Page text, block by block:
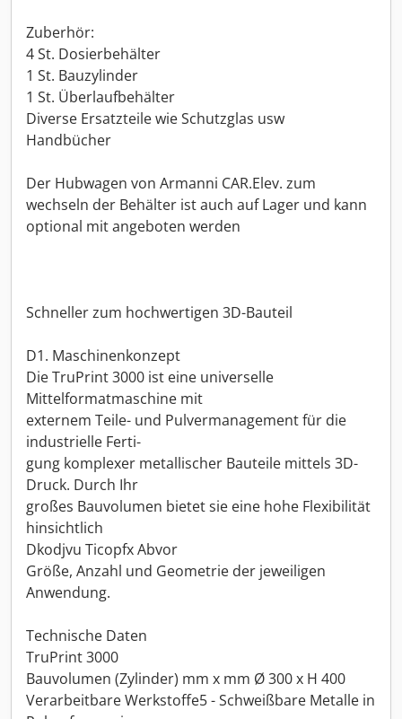
Zuberhör:
4 St. Dosierbehälter
1 St. Bauzylinder
1 St. Überlaufbehälter
Diverse Ersatzteile wie Schutzglas usw
Handbücher
Der Hubwagen von Armanni CAR.Elev. zum
wechseln der Behälter ist auch auf Lager und kann
optional mit angeboten werden
Schneller zum hochwertigen 3D-Bauteil
D1. Maschinenkonzept
Die TruPrint 3000 ist eine universelle
Mittelformatmaschine mit
externem Teile- und Pulvermanagement für die
industrielle Ferti-
gung komplexer metallischer Bauteile mittels 3D-
Druck. Durch Ihr
großes Bauvolumen bietet sie eine hohe Flexibilität
hinsichtlich
Dkodjvu Ticopfx Abvor
Größe, Anzahl und Geometrie der jeweiligen
Anwendung.
Technische Daten
TruPrint 3000
Bauvolumen (Zylinder) mm x mm Ø 300 x H 400
Verarbeitbare Werkstoffe5 - Schweißbare Metalle in